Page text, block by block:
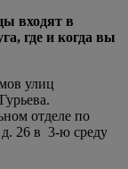
входят в
где и когда вы
улиц
отделе по
д. 26 в 3-ю среду